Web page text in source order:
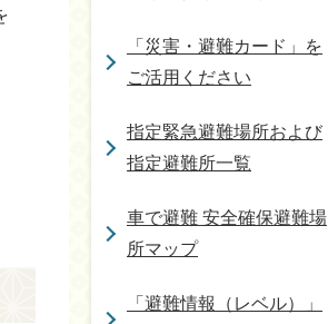
「災害・避難カード」を
ご活用ください
指定緊急避難場所および
指定避難所一覧
車で避難 安全確保避難場
所マップ
「避難情報（レベル）」